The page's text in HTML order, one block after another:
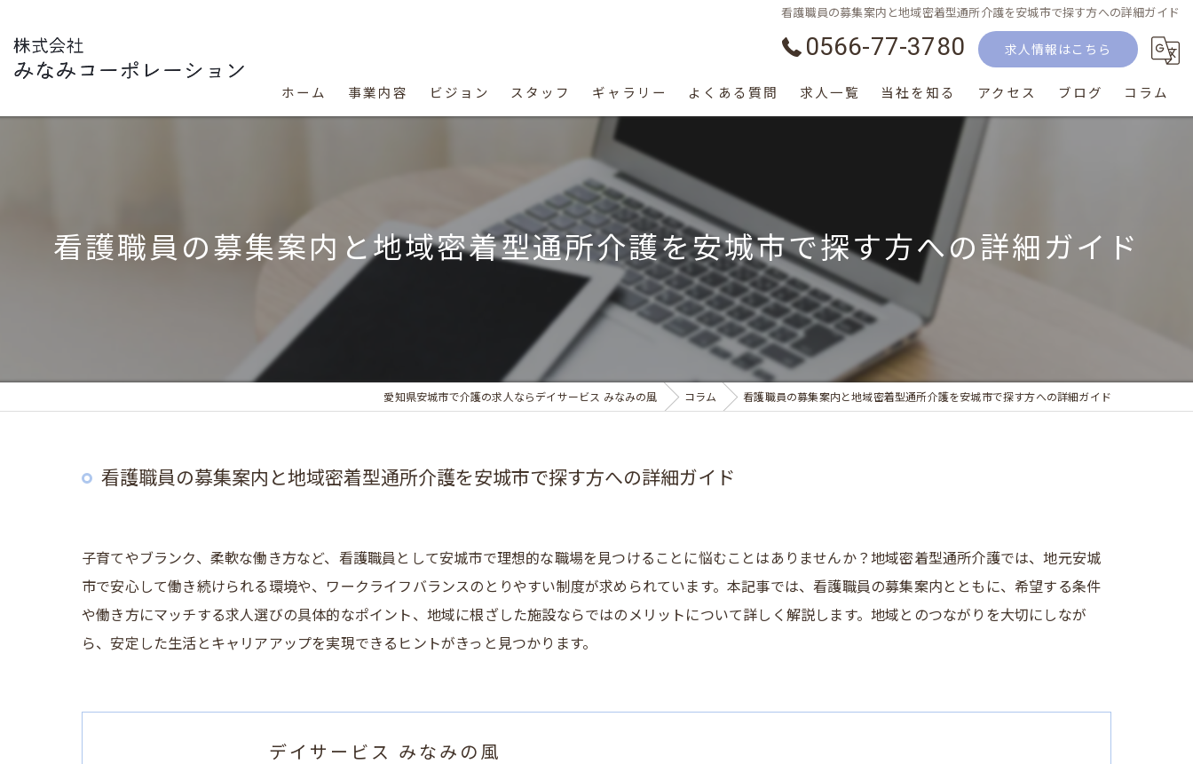
看護職員の募集案内と地域密着型通所介護を安城市で探す方への詳細ガイド
0566-77-3780 求人情報はこちら
ホーム 事業内容 ビジョン スタッフ ギャラリー よくある質問 求人一覧 当社を知る
生活相談員
介護士
サービス提供責任者
アクセス ブログ コラム
看護職員の募集案内と地域密着型通所介護を安城市で探す方への詳細ガイド
愛知県安城市で介護の求人ならデイサービス みなみの風 コラム 看護職員の募集案内と地域密着型通所介護を安城市で探す方への詳細ガイド
看護職員の募集案内と地域密着型通所介護を安城市で探す方への詳細ガイド
子育てやブランク、柔軟な働き方など、看護職員として安城市で理想的な職場を見つけることに悩むことはありませんか？地域密着型通所介護では、地元安城
市で安心して働き続けられる環境や、ワークライフバランスのとりやすい制度が求められています。本記事では、看護職員の募集案内とともに、希望する条件
や働き方にマッチする求人選びの具体的なポイント、地域に根ざした施設ならではのメリットについて詳しく解説します。地域とのつながりを大切にしなが
ら、安定した生活とキャリアアップを実現できるヒントがきっと見つかります。
デイサービス みなみの風